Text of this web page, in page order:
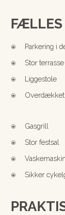
FÆLLES
\ Parkering i
\ Stor
\ Liggestole
\ Overdækket
\ Gasgrill
\ Stor festsal
\
\ Sikker